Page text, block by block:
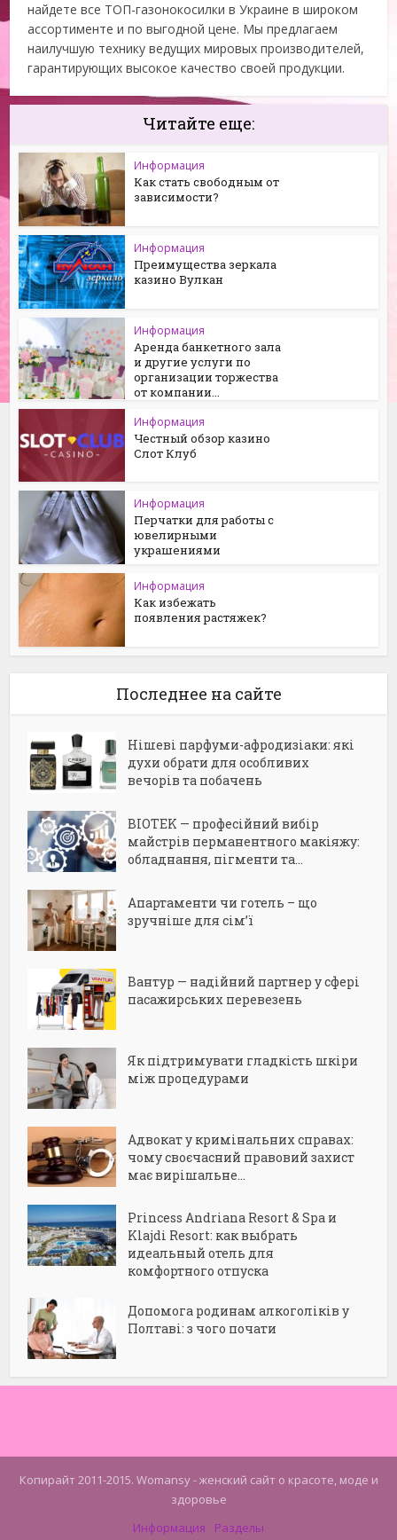
найдете все ТОП-газонокосилки в Украине в широком
ассортименте и по выгодной цене. Мы предлагаем
наилучшую технику ведущих мировых производителей,
гарантирующих высокое качество своей продукции.
Читайте еще:
Информация
Как стать свободным от
зависимости?
Информация
Преимущества зеркала
казино Вулкан
Информация
Аренда банкетного зала
и другие услуги по
организации торжества
от компании...
Информация
Честный обзор казино
Слот Клуб
Информация
Перчатки для работы с
ювелирными
украшениями
Информация
Как избежать
появления растяжек?
Последнее на сайте
Нішеві парфуми-афродизіаки: які
духи обрати для особливих
вечорів та побачень
BIOTEK — професійний вибір
майстрів перманентного макіяжу:
обладнання, пігменти та...
Апартаменти чи готель – що
зручніше для сім’ї
Вантур — надійний партнер у сфері
пасажирських перевезень
Як підтримувати гладкість шкіри
між процедурами
Адвокат у кримінальних справах:
чому своєчасний правовий захист
має вирішальне...
Princess Andriana Resort & Spa и
Klajdi Resort: как выбрать
идеальный отель для
комфортного отпуска
Допомога родинам алкоголіків у
Полтаві: з чого почати
Копирайт 2011-2015. Womansy - женский сайт о красоте, моде и
здоровье
Информация
Разделы